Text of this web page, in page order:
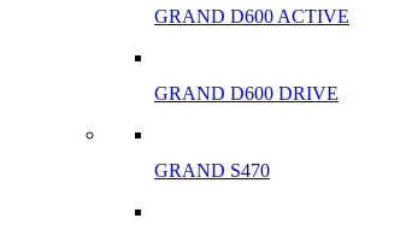
GRAND D600 ACTIVE
GRAND D600 DRIVE
GRAND S470